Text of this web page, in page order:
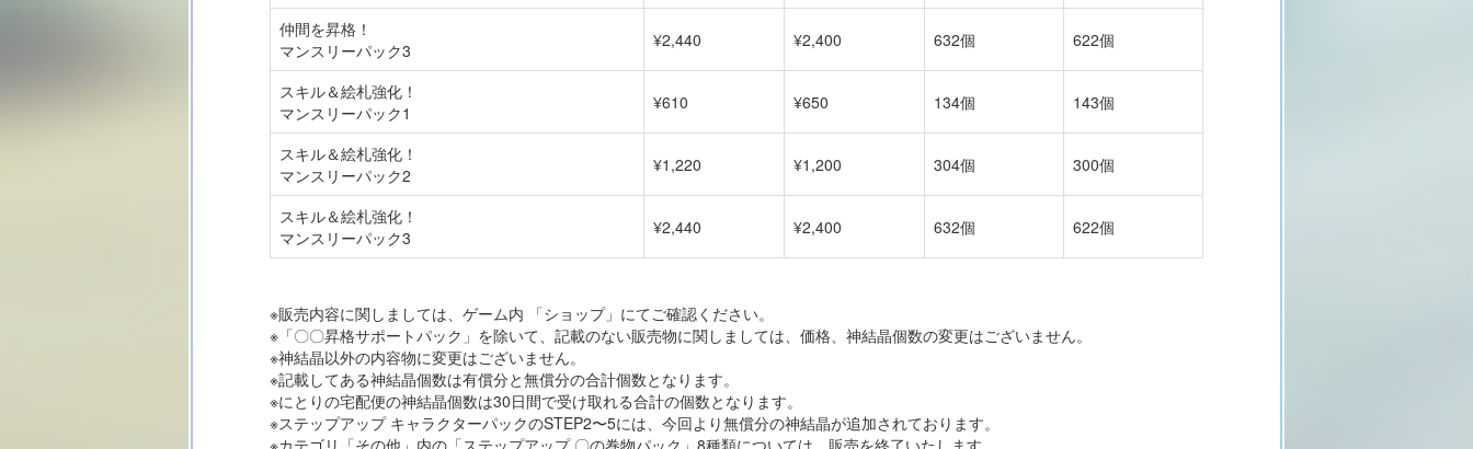
仲間を昇格！
マンスリーパック3
¥2,440 ¥2,400 632個 622個
スキル＆絵札強化！
マンスリーパック1
¥610 ¥650 134個 143個
スキル＆絵札強化！
マンスリーパック2
¥1,220 ¥1,200 304個 300個
スキル＆絵札強化！
マンスリーパック3
¥2,440 ¥2,400 632個 622個
※販売内容に関しましては、ゲーム内 「ショップ」にてご確認ください。
※「〇〇昇格サポートパック」を除いて、記載のない販売物に関しましては、価格、神結晶個数の変更はございません。
※神結晶以外の内容物に変更はございません。
※記載してある神結晶個数は有償分と無償分の合計個数となります。
※にとりの宅配便の神結晶個数は30日間で受け取れる合計の個数となります。
※ステップアップ キャラクターパックのSTEP2〜5には、今回より無償分の神結晶が追加されております。
※カテゴリ「その他」内の「ステップアップ 〇の巻物パック」8種類については、販売を終了いたします。